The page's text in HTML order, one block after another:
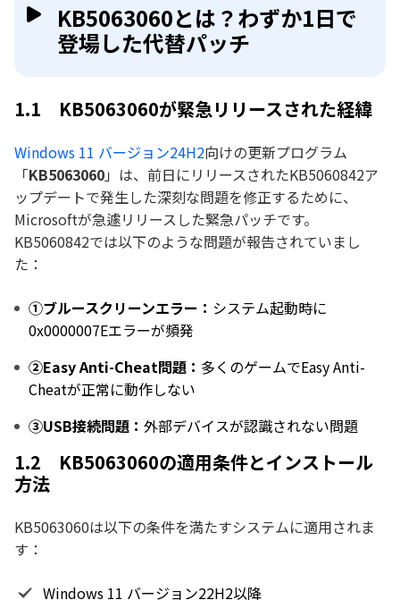
KB5063060とは？わずか1日で
登場した代替パッチ
1.1 KB5063060が緊急リリースされた経緯
Windows 11 バージョン24H2向けの更新プログラム
「KB5063060」は、前日にリリースされたKB5060842ア
ップデートで発生した深刻な問題を修正するために、
Microsoftが急遽リリースした緊急パッチです。
KB5060842では以下のような問題が報告されていまし
た：
①ブルースクリーンエラー： システム起動時に
0x0000007Eエラーが頻発
②Easy Anti-Cheat問題： 多くのゲームでEasy Anti-
Cheatが正常に動作しない
③USB接続問題： 外部デバイスが認識されない問題
1.2 KB5063060の適用条件とインストール
方法
KB5063060は以下の条件を満たすシステムに適用されま
す：
Windows 11 バージョン22H2以降